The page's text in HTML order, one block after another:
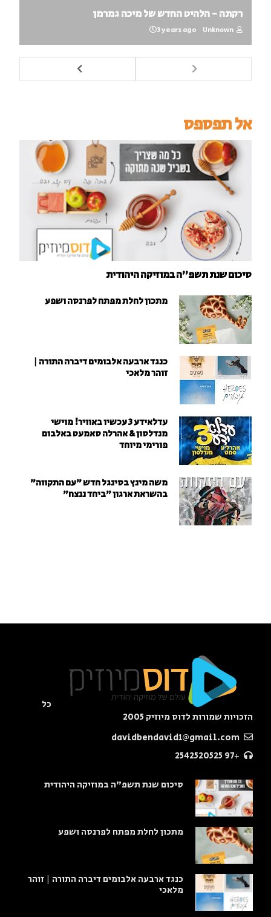
רקתה - הלהיט החדש של מיכה גמרמן
Unknown
3 years ago
אל תפספס
סיכום שנת תשפ"ה במוזיקה היהודית
מתכון לחלת מפתח לפרנסה ושפע
כנגד ארבעה אלבומים דיברה התורה |
זוהר מלאכי
עדלאידע 3 עכשיו באוויר! מוישי
מנדלסון & אהרלה סאמעט באלבום
פורימי מיוחד
משה מינץ בסינגל חדש ״עם התקווה״
בהשראת ארגון "ביחד ננצח"
כל
הזכויות שמורות לדוס מיוזיק 2005
+97 2542520525
סיכום שנת תשפ"ה במוזיקה היהודית
מתכון לחלת מפתח לפרנסה ושפע
כנגד ארבעה אלבומים דיברה התורה | זוהר
מלאכי